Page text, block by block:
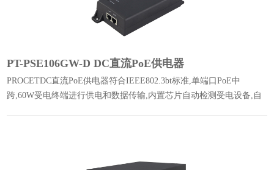
PT-PSE106GW-D DC直流PoE供电器
PROCETDC直流PoE供电器符合IEEE802.3bt标准,单端口PoE中
跨,60W受电终端进行供电和数据传输,内置芯片自动检测受电设备,自